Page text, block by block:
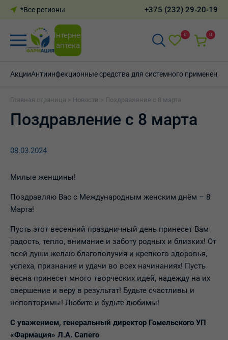
*Все регионы +375 (232) 29-20-19
Интернет-
аптека
0 0
АкцииАнтиинфекционные средства для системного применения
Главная страница > Новости > Поздравление с 8 марта
Поздравление с 8 марта
08.03.2024
Милые женщины!
Поздравляю Вас с Международным женским днём – 8
Марта!
Пусть этот весенний праздничный день принесет Вам
радость, тепло, внимание и заботу родных и близких! От
всей души желаю благополучия и крепкого здоровья,
успеха, признания и удачи во всех начинаниях! Пусть
весна принесет много творческих идей, надежду на их
свершение и веру в результат! Будьте счастливы и
неповторимы! Любите и будьте любимы!
С уважением, генеральный директор Гомельского УП
«Фармация» Л.А. Сапего